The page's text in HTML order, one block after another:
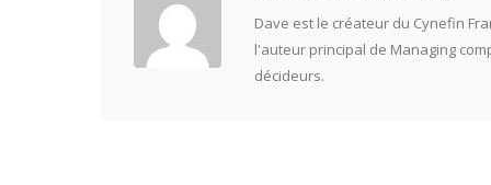
Dave est le créateur du Cynefin
l'auteur principal de Managing
décideurs.